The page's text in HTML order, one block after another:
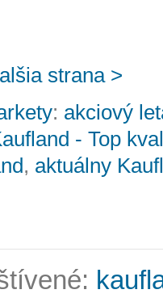
strana >
: akciový
- Top
, aktuálny